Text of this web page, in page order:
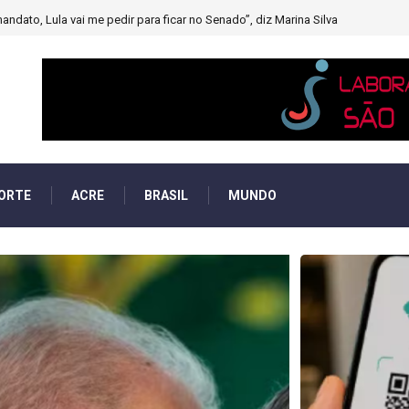
forte’ diminuindo chuvas e provocando secas de rios
ACRE BRASIL MUNDO